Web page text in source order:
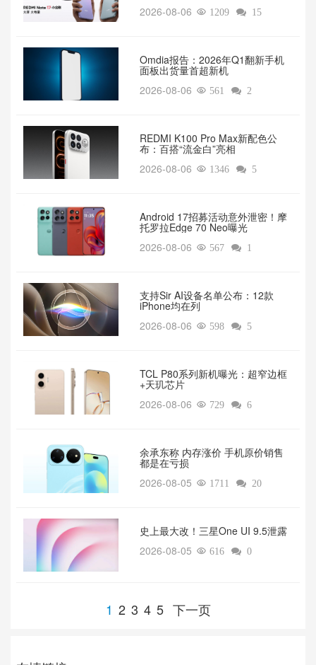
2026-08-06  1209  15
Omdia报告：2026年Q1翻新手机
面板出货量首超新机
2026-08-06  561  2
REDMI K100 Pro Max新配色公
布：百搭“流金白”亮相
2026-08-06  1346  5
Android 17招募活动意外泄密！摩
托罗拉Edge 70 Neo曝光
2026-08-06  567  1
支持Sir AI设备名单公布：12款
iPhone均在列
2026-08-06  598  5
TCL P80系列新机曝光：超窄边框
+天玑芯片
2026-08-06  729  6
余承东称 内存涨价 手机原价销售
都是在亏损
2026-08-05  1711  20
‌史上最大改！三星One UI 9.5泄露
2026-08-05  616  0
1 2 3 4 5 下一页